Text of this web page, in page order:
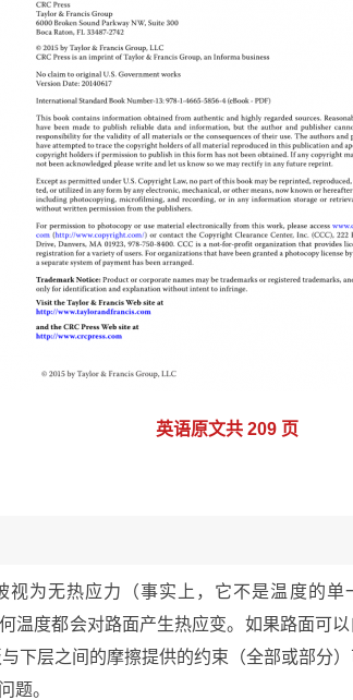
英语原文共 209 页
视为无热应力（事实上，它不是温度的
温度都会对路面产生热应变。如果路面可
下层之间的摩擦提供的约束（全部或部分
题。